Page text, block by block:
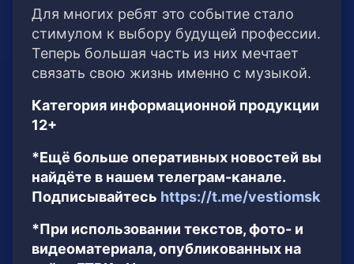
Для многих ребят это событие стало
стимулом к выбору будущей профессии.
Теперь большая часть из них мечтает
связать свою жизнь именно с музыкой.
Категория информационной продукции
12+
*Ещё больше оперативных новостей вы
найдёте в нашем телеграм-канале.
Подписывайтесь https://t.me/vestiomsk
*При использовании текстов, фото- и
видеоматериала, опубликованных на